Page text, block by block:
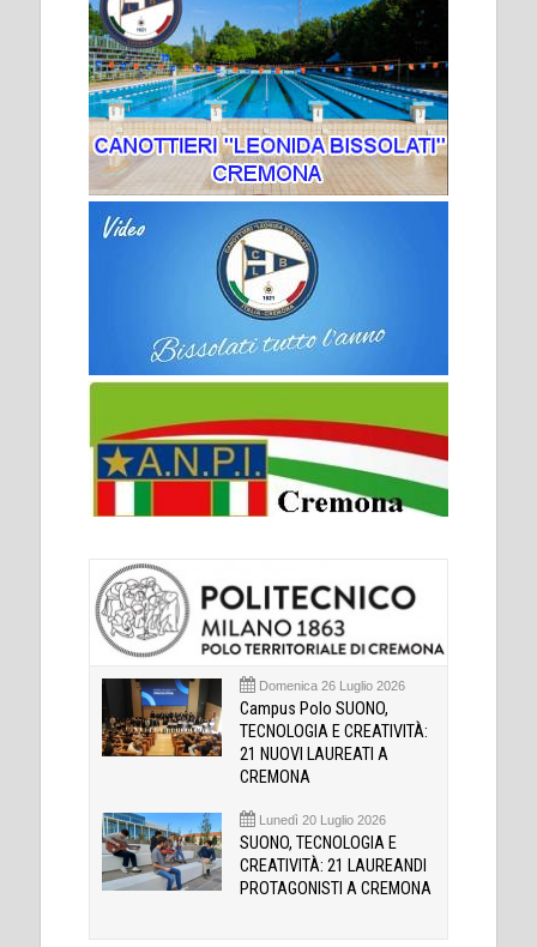
Domenica 26 Luglio 2026
Campus Polo SUONO,
TECNOLOGIA E CREATIVITÀ:
21 NUOVI LAUREATI A
CREMONA
Lunedì 20 Luglio 2026
SUONO, TECNOLOGIA E
CREATIVITÀ: 21 LAUREANDI
PROTAGONISTI A CREMONA